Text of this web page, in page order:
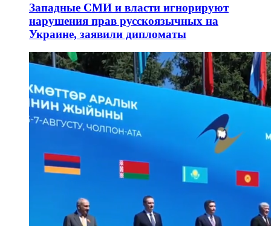
Западные СМИ и власти игнорируют
нарушения прав русскоязычных на
Украине, заявили дипломаты